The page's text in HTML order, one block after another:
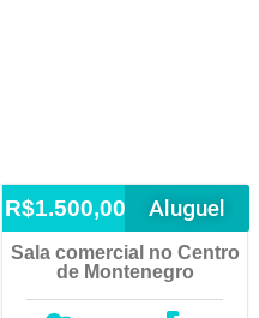
R$1.500,00 Aluguel
Sala comercial no Centro
de Montenegro